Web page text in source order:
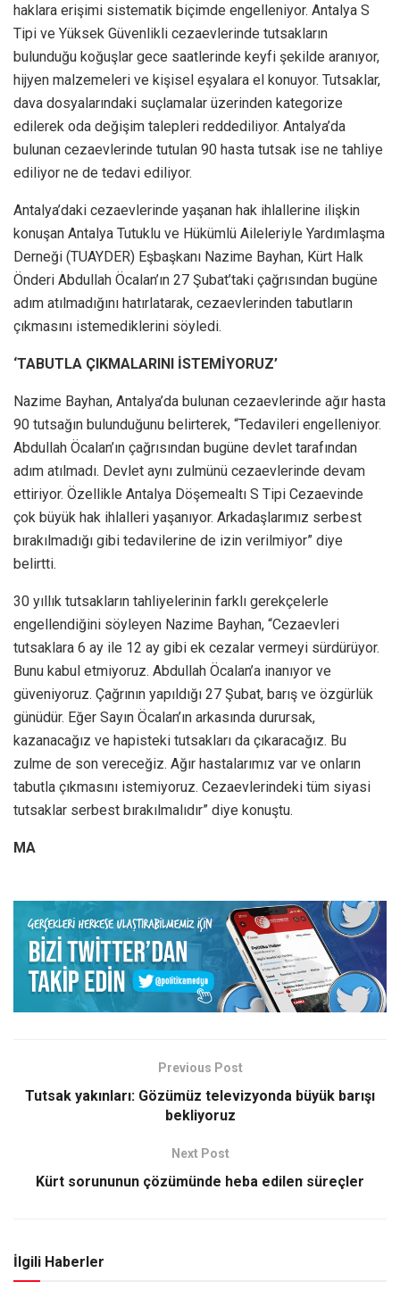
haklara erişimi sistematik biçimde engelleniyor. Antalya S
Tipi ve Yüksek Güvenlikli cezaevlerinde tutsakların
bulunduğu koğuşlar gece saatlerinde keyfi şekilde aranıyor,
hijyen malzemeleri ve kişisel eşyalara el konuyor. Tutsaklar,
dava dosyalarındaki suçlamalar üzerinden kategorize
edilerek oda değişim talepleri reddediliyor. Antalya’da
bulunan cezaevlerinde tutulan 90 hasta tutsak ise ne tahliye
ediliyor ne de tedavi ediliyor.
Antalya’daki cezaevlerinde yaşanan hak ihlallerine ilişkin
konuşan Antalya Tutuklu ve Hükümlü Aileleriyle Yardımlaşma
Derneği (TUAYDER) Eşbaşkanı Nazime Bayhan, Kürt Halk
Önderi Abdullah Öcalan’ın 27 Şubat’taki çağrısından bugüne
adım atılmadığını hatırlatarak, cezaevlerinden tabutların
çıkmasını istemediklerini söyledi.
‘TABUTLA ÇIKMALARINI İSTEMİYORUZ’
Nazime Bayhan, Antalya’da bulunan cezaevlerinde ağır hasta
90 tutsağın bulunduğunu belirterek, “Tedavileri engelleniyor.
Abdullah Öcalan’ın çağrısından bugüne devlet tarafından
adım atılmadı. Devlet aynı zulmünü cezaevlerinde devam
ettiriyor. Özellikle Antalya Döşemealtı S Tipi Cezaevinde
çok büyük hak ihlalleri yaşanıyor. Arkadaşlarımız serbest
bırakılmadığı gibi tedavilerine de izin verilmiyor” diye
belirtti.
30 yıllık tutsakların tahliyelerinin farklı gerekçelerle
engellendiğini söyleyen Nazime Bayhan, “Cezaevleri
tutsaklara 6 ay ile 12 ay gibi ek cezalar vermeyi sürdürüyor.
Bunu kabul etmiyoruz. Abdullah Öcalan’a inanıyor ve
güveniyoruz. Çağrının yapıldığı 27 Şubat, barış ve özgürlük
günüdür. Eğer Sayın Öcalan’ın arkasında durursak,
kazanacağız ve hapisteki tutsakları da çıkaracağız. Bu
zulme de son vereceğiz. Ağır hastalarımız var ve onların
tabutla çıkmasını istemiyoruz. Cezaevlerindeki tüm siyasi
tutsaklar serbest bırakılmalıdır” diye konuştu.
MA
Previous Post
Tutsak yakınları: Gözümüz televizyonda büyük barışı
bekliyoruz
Next Post
Kürt sorununun çözümünde heba edilen süreçler
İlgili Haberler